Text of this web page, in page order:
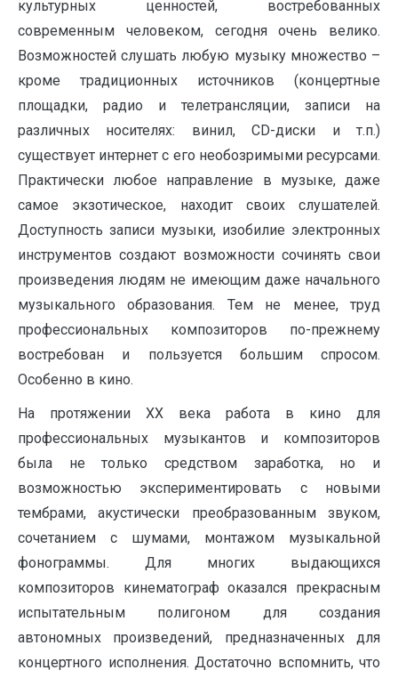
культурных ценностей, востребованных
современным человеком, сегодня очень велико.
Возможностей слушать любую музыку множество –
кроме традиционных источников (концертные
площадки, радио и телетрансляции, записи на
различных носителях: винил, CD-диски и т.п.)
существует интернет с его необозримыми ресурсами.
Практически любое направление в музыке, даже
самое экзотическое, находит своих слушателей.
Доступность записи музыки, изобилие электронных
инструментов создают возможности сочинять свои
произведения людям не имеющим даже начального
музыкального образования. Тем не менее, труд
профессиональных композиторов по-прежнему
востребован и пользуется большим спросом.
Особенно в кино.
На протяжении ХХ века работа в кино для
профессиональных музыкантов и композиторов
была не только средством заработка, но и
возможностью экспериментировать с новыми
тембрами, акустически преобразованным звуком,
сочетанием с шумами, монтажом музыкальной
фонограммы. Для многих выдающихся
композиторов кинематограф оказался прекрасным
испытательным полигоном для создания
автономных произведений, предназначенных для
концертного исполнения. Достаточно вспомнить, что